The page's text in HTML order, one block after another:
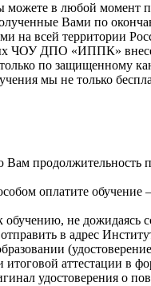
можете в любой момент
Вами по
на всей территории
ЧОУ ДПО «ИППК» внесен
по защищенному
мы не только
продолжительность
оплатите обучение
обучению, не
в адрес
аттестации в
удостоверения о